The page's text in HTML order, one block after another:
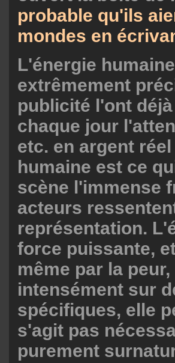
probable qu'ils
mondes en
L'énergie
extrêmement
publicité l'ont
chaque jour
etc. en argent
humaine est ce
scène l'immense
acteurs
représentation.
force puissante,
même par la
intensément sur
spécifiques, elle
s'agit pas
purement